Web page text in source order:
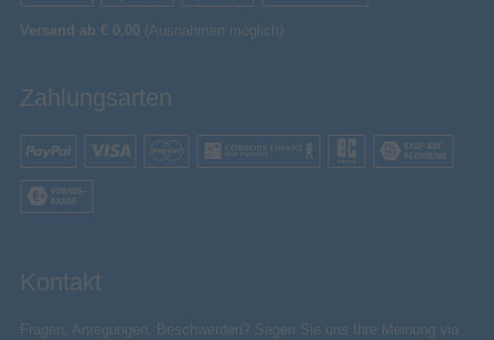
Versand ab € 0,00 (Ausnahmen möglich)
Zahlungsarten
Kontakt
Fragen, Anregungen, Beschwerden? Sagen Sie uns Ihre Meinung via